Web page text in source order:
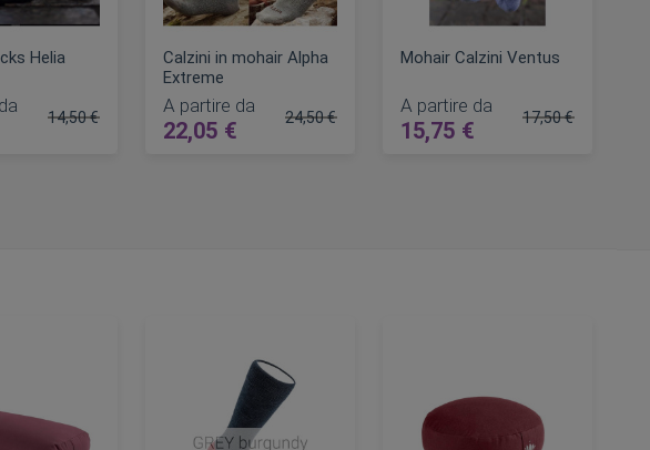
Helia
14,50 €
Calzini in mohair Alpha
Extreme
A partire da
22,05 €
24,50 €
Mohair Calzini Ventus
A partire da
15,75 €
17,50 €